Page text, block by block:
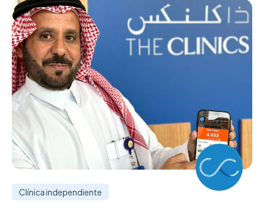
Clínica independiente